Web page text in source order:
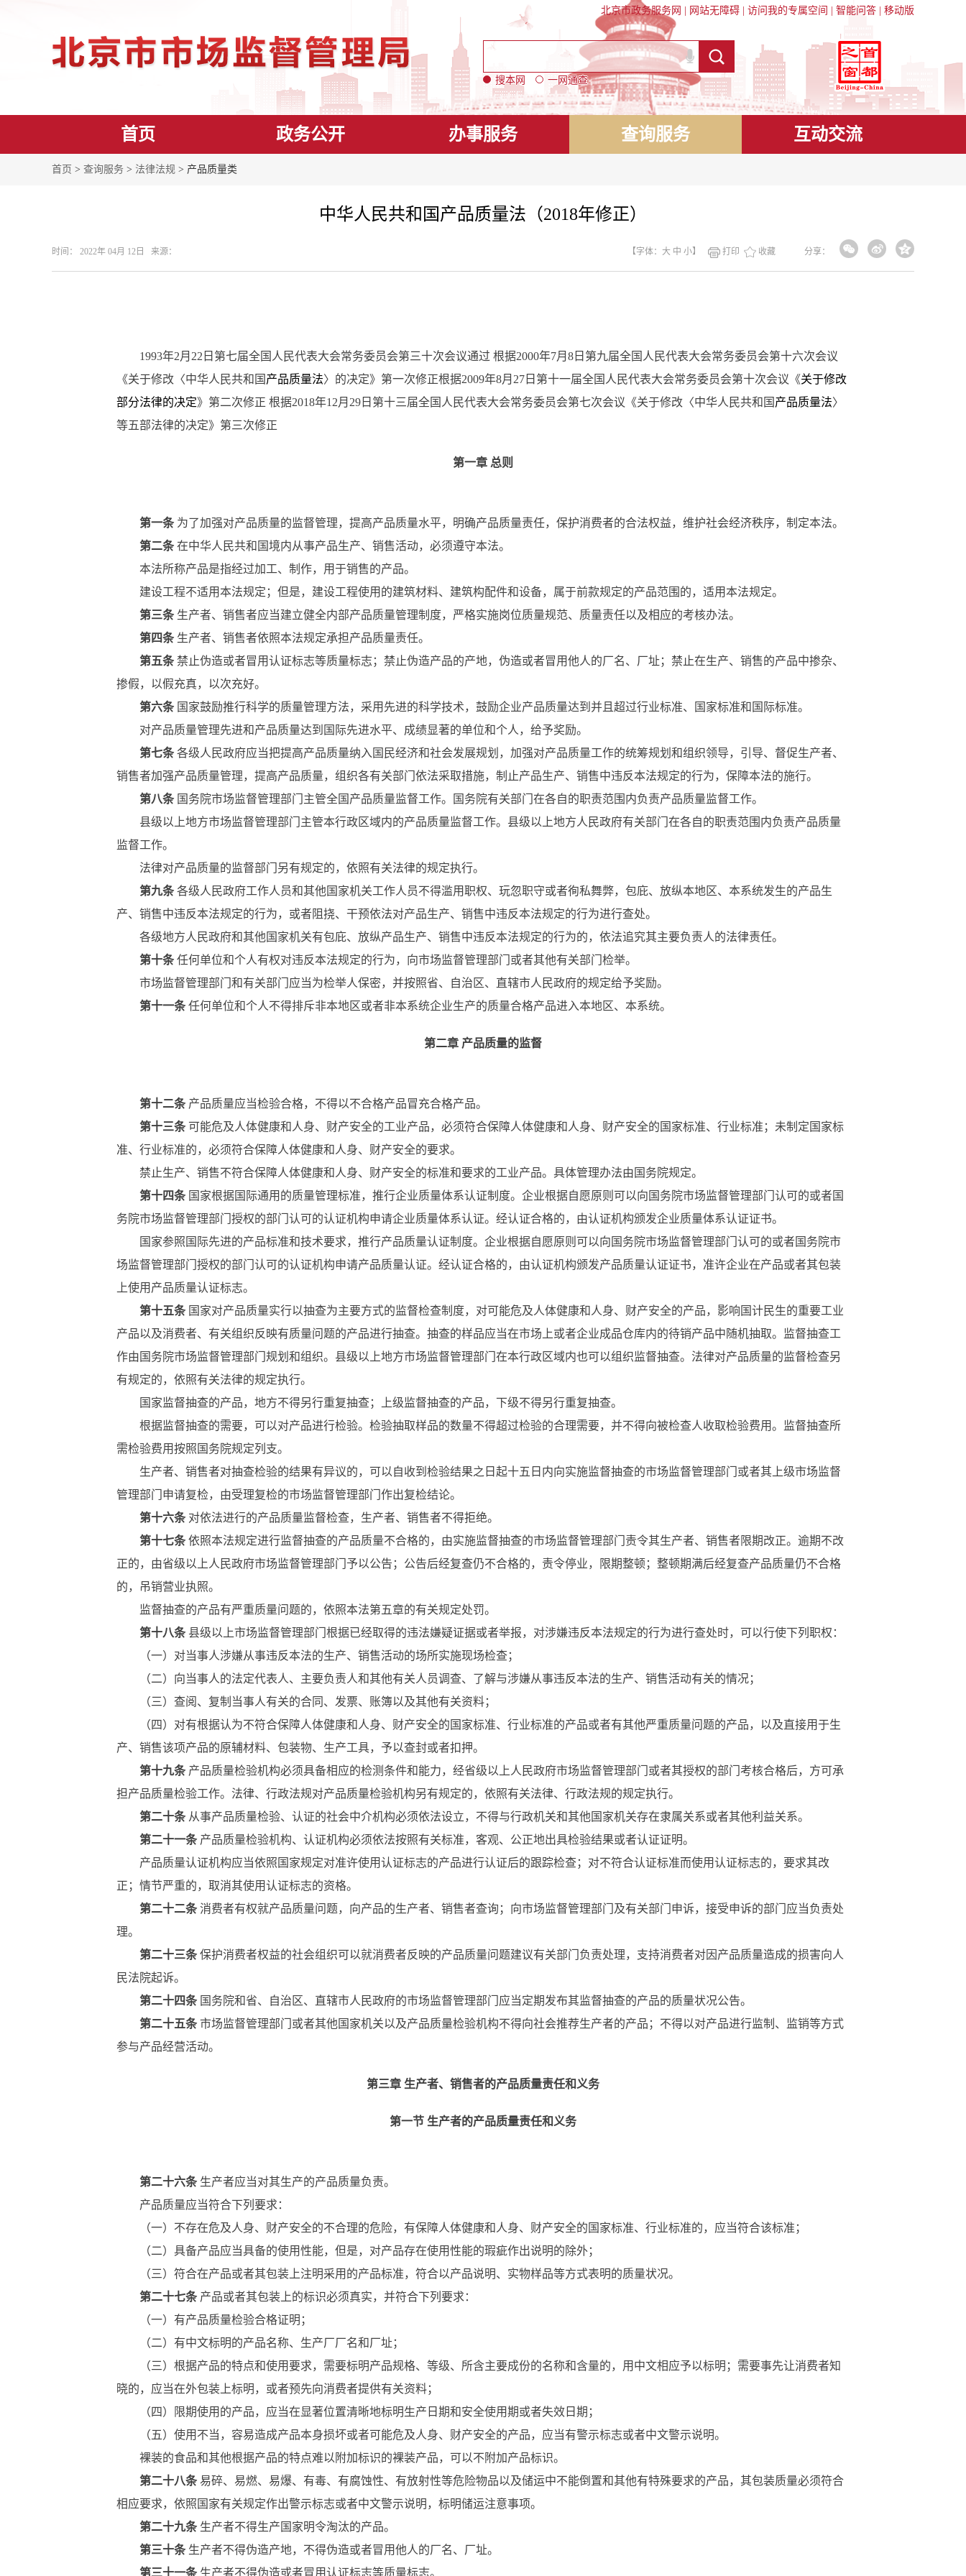
北京市政务服务网 网站无障碍 访问我的专属空间 智能问答 移动版
搜本网 一网通查
首页 政务公开 办事服务 查询服务 互动交流
首页 > 查询服务 > 法律法规 > 产品质量类
中华人民共和国产品质量法（2018年修正）
时间： 2022年 04月 12日 来源： ​ 分享：
【字体： 大 中 小】 打印 收藏
1993年2月22日第七届全国人民代表大会常务委员会第三十次会议通过 根据2000年7月8日第九届全国人民代表大会常务委员会第十六次会议
《关于修改〈中华人民共和国 产品质量法〉的决定》第一次修正根据2009年8月27日第十一届全国人民代表大会常务委员会第十次会议《关于修改
部分法律的决定》第二次修正 根据2018年12月29日第十三届全国人民代表大会常务委员会第七次会议《关于修改〈中华人民共和国 产品质量法〉
等五部法律的决定》第三次修正
第一章 总则
第一条 为了加强对产品质量的监督管理，提高产品质量水平，明确产品质量责任，保护消费者的合法权益，维护社会经济秩序，制定本法。
第二条 在中华人民共和国境内从事产品生产、销售活动，必须遵守本法。
本法所称产品是指经过加工、制作，用于销售的产品。
建设工程不适用本法规定；但是，建设工程使用的建筑材料、建筑构配件和设备，属于前款规定的产品范围的，适用本法规定。
第三条 生产者、销售者应当建立健全内部产品质量管理制度，严格实施岗位质量规范、质量责任以及相应的考核办法。
第四条 生产者、销售者依照本法规定承担产品质量责任。
第五条 禁止伪造或者冒用认证标志等质量标志；禁止伪造产品的产地，伪造或者冒用他人的厂名、厂址；禁止在生产、销售的产品中掺杂、
掺假，以假充真，以次充好。
第六条 国家鼓励推行科学的质量管理方法，采用先进的科学技术，鼓励企业产品质量达到并且超过行业标准、国家标准和国际标准。
对产品质量管理先进和产品质量达到国际先进水平、成绩显著的单位和个人，给予奖励。
第七条 各级人民政府应当把提高产品质量纳入国民经济和社会发展规划，加强对产品质量工作的统筹规划和组织领导，引导、督促生产者、
销售者加强产品质量管理，提高产品质量，组织各有关部门依法采取措施，制止产品生产、销售中违反本法规定的行为，保障本法的施行。
第八条 国务院市场监督管理部门主管全国产品质量监督工作。国务院有关部门在各自的职责范围内负责产品质量监督工作。
县级以上地方市场监督管理部门主管本行政区域内的产品质量监督工作。县级以上地方人民政府有关部门在各自的职责范围内负责产品质量
监督工作。
法律对产品质量的监督部门另有规定的，依照有关法律的规定执行。
第九条 各级人民政府工作人员和其他国家机关工作人员不得滥用职权、玩忽职守或者徇私舞弊，包庇、放纵本地区、本系统发生的产品生
产、销售中违反本法规定的行为，或者阻挠、干预依法对产品生产、销售中违反本法规定的行为进行查处。
各级地方人民政府和其他国家机关有包庇、放纵产品生产、销售中违反本法规定的行为的，依法追究其主要负责人的法律责任。
第十条 任何单位和个人有权对违反本法规定的行为，向市场监督管理部门或者其他有关部门检举。
市场监督管理部门和有关部门应当为检举人保密，并按照省、自治区、直辖市人民政府的规定给予奖励。
第十一条 任何单位和个人不得排斥非本地区或者非本系统企业生产的质量合格产品进入本地区、本系统。
第二章 产品质量的监督
第十二条 产品质量应当检验合格，不得以不合格产品冒充合格产品。
第十三条 可能危及人体健康和人身、财产安全的工业产品，必须符合保障人体健康和人身、财产安全的国家标准、行业标准；未制定国家标
准、行业标准的，必须符合保障人体健康和人身、财产安全的要求。
禁止生产、销售不符合保障人体健康和人身、财产安全的标准和要求的工业产品。具体管理办法由国务院规定。
第十四条 国家根据国际通用的质量管理标准，推行企业质量体系认证制度。企业根据自愿原则可以向国务院市场监督管理部门认可的或者国
务院市场监督管理部门授权的部门认可的认证机构申请企业质量体系认证。经认证合格的，由认证机构颁发企业质量体系认证证书。
国家参照国际先进的产品标准和技术要求，推行产品质量认证制度。企业根据自愿原则可以向国务院市场监督管理部门认可的或者国务院市
场监督管理部门授权的部门认可的认证机构申请产品质量认证。经认证合格的，由认证机构颁发产品质量认证证书，准许企业在产品或者其包装
上使用产品质量认证标志。
第十五条 国家对产品质量实行以抽查为主要方式的监督检查制度，对可能危及人体健康和人身、财产安全的产品，影响国计民生的重要工业
产品以及消费者、有关组织反映有质量问题的产品进行抽查。抽查的样品应当在市场上或者企业成品仓库内的待销产品中随机抽取。监督抽查工
作由国务院市场监督管理部门规划和组织。县级以上地方市场监督管理部门在本行政区域内也可以组织监督抽查。法律对产品质量的监督检查另
有规定的，依照有关法律的规定执行。
国家监督抽查的产品，地方不得另行重复抽查；上级监督抽查的产品，下级不得另行重复抽查。
根据监督抽查的需要，可以对产品进行检验。检验抽取样品的数量不得超过检验的合理需要，并不得向被检查人收取检验费用。监督抽查所
需检验费用按照国务院规定列支。
生产者、销售者对抽查检验的结果有异议的，可以自收到检验结果之日起十五日内向实施监督抽查的市场监督管理部门或者其上级市场监督
管理部门申请复检，由受理复检的市场监督管理部门作出复检结论。
第十六条 对依法进行的产品质量监督检查，生产者、销售者不得拒绝。
第十七条 依照本法规定进行监督抽查的产品质量不合格的，由实施监督抽查的市场监督管理部门责令其生产者、销售者限期改正。逾期不改
正的，由省级以上人民政府市场监督管理部门予以公告；公告后经复查仍不合格的，责令停业，限期整顿；整顿期满后经复查产品质量仍不合格
的，吊销营业执照。
监督抽查的产品有严重质量问题的，依照本法第五章的有关规定处罚。
第十八条 县级以上市场监督管理部门根据已经取得的违法嫌疑证据或者举报，对涉嫌违反本法规定的行为进行查处时，可以行使下列职权：
（一）对当事人涉嫌从事违反本法的生产、销售活动的场所实施现场检查；
（二）向当事人的法定代表人、主要负责人和其他有关人员调查、了解与涉嫌从事违反本法的生产、销售活动有关的情况；
（三）查阅、复制当事人有关的合同、发票、账簿以及其他有关资料；
（四）对有根据认为不符合保障人体健康和人身、财产安全的国家标准、行业标准的产品或者有其他严重质量问题的产品，以及直接用于生
产、销售该项产品的原辅材料、包装物、生产工具，予以查封或者扣押。
第十九条 产品质量检验机构必须具备相应的检测条件和能力，经省级以上人民政府市场监督管理部门或者其授权的部门考核合格后，方可承
担产品质量检验工作。法律、行政法规对产品质量检验机构另有规定的，依照有关法律、行政法规的规定执行。
第二十条 从事产品质量检验、认证的社会中介机构必须依法设立，不得与行政机关和其他国家机关存在隶属关系或者其他利益关系。
第二十一条 产品质量检验机构、认证机构必须依法按照有关标准，客观、公正地出具检验结果或者认证证明。
产品质量认证机构应当依照国家规定对准许使用认证标志的产品进行认证后的跟踪检查；对不符合认证标准而使用认证标志的，要求其改
正；情节严重的，取消其使用认证标志的资格。
第二十二条 消费者有权就产品质量问题，向产品的生产者、销售者查询；向市场监督管理部门及有关部门申诉，接受申诉的部门应当负责处
理。
第二十三条 保护消费者权益的社会组织可以就消费者反映的产品质量问题建议有关部门负责处理，支持消费者对因产品质量造成的损害向人
民法院起诉。
第二十四条 国务院和省、自治区、直辖市人民政府的市场监督管理部门应当定期发布其监督抽查的产品的质量状况公告。
第二十五条 市场监督管理部门或者其他国家机关以及产品质量检验机构不得向社会推荐生产者的产品；不得以对产品进行监制、监销等方式
参与产品经营活动。
第三章 生产者、销售者的产品质量责任和义务
第一节 生产者的产品质量责任和义务
第二十六条 生产者应当对其生产的产品质量负责。
产品质量应当符合下列要求：
（一）不存在危及人身、财产安全的不合理的危险，有保障人体健康和人身、财产安全的国家标准、行业标准的，应当符合该标准；
（二）具备产品应当具备的使用性能，但是，对产品存在使用性能的瑕疵作出说明的除外；
（三）符合在产品或者其包装上注明采用的产品标准，符合以产品说明、实物样品等方式表明的质量状况。
第二十七条 产品或者其包装上的标识必须真实，并符合下列要求：
（一）有产品质量检验合格证明；
（二）有中文标明的产品名称、生产厂厂名和厂址；
（三）根据产品的特点和使用要求，需要标明产品规格、等级、所含主要成份的名称和含量的，用中文相应予以标明；需要事先让消费者知
晓的，应当在外包装上标明，或者预先向消费者提供有关资料；
（四）限期使用的产品，应当在显著位置清晰地标明生产日期和安全使用期或者失效日期；
（五）使用不当，容易造成产品本身损坏或者可能危及人身、财产安全的产品，应当有警示标志或者中文警示说明。
裸装的食品和其他根据产品的特点难以附加标识的裸装产品，可以不附加产品标识。
第二十八条 易碎、易燃、易爆、有毒、有腐蚀性、有放射性等危险物品以及储运中不能倒置和其他有特殊要求的产品，其包装质量必须符合
相应要求，依照国家有关规定作出警示标志或者中文警示说明，标明储运注意事项。
第二十九条 生产者不得生产国家明令淘汰的产品。
第三十条 生产者不得伪造产地，不得伪造或者冒用他人的厂名、厂址。
第三十一条 生产者不得伪造或者冒用认证标志等质量标志。